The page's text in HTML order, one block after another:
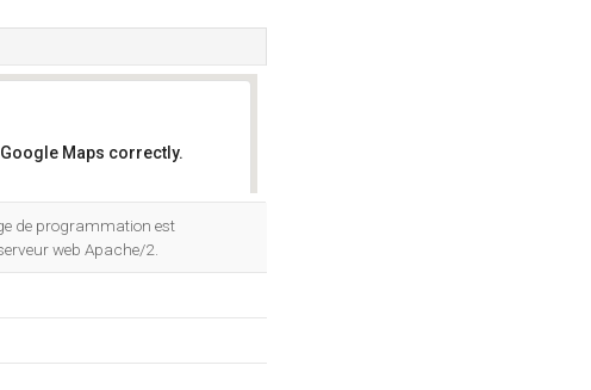
Maps correctly.
de programmation est
web Apache/2.